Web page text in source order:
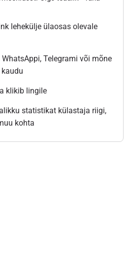
lehekülje ülaosas olevale
WhatsAppi, Telegrami või mõne
klikib lingile
statistikat külastaja riigi,
kohta